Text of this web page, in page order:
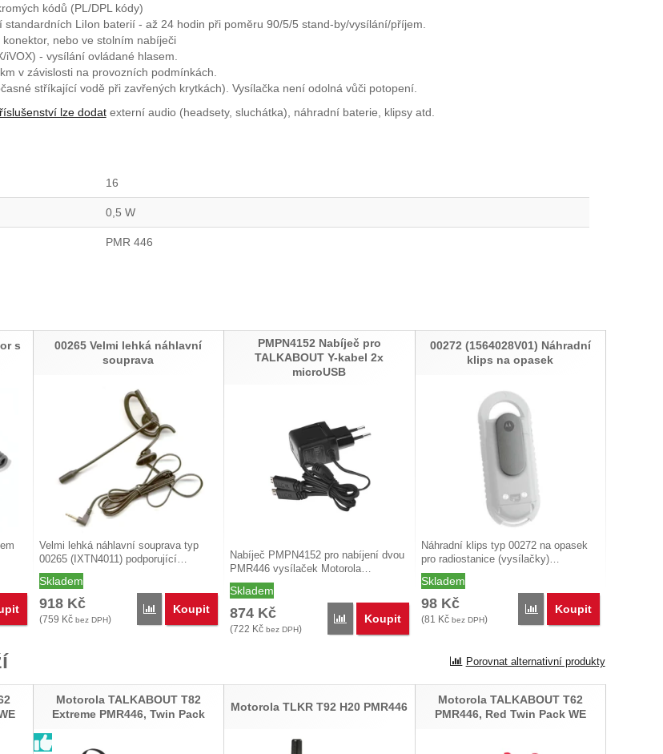
kódů (PL/DPL kódy)
standardních LiIon baterií - až 24 hodin při poměru 90/5/5 stand-by/vysílání/příjem.
nebo ve stolním nabíječi
iVOX) - vysílání ovládané hlasem.
v závislosti na provozních podmínkách.
stříkající vodě při zavřených krytkách). Vysílačka není odolná vůči potopení.
lze dodatexterní audio (headsety, sluchátka), náhradní baterie, klipsy atd.
16
0,5 W
PMR 446
s
00265 Velmi lehká náhlavní
souprava
Velmi lehká náhlavní souprava typ
00265 (IXTN4011) podporující…
Skladem
918 Kč
(759 Kč bez DPH)
Porovnat
Koupit
PMPN4152 Nabíječ pro
TALKABOUT Y-kabel 2x
microUSB
Nabíječ PMPN4152 pro nabíjení dvou
PMR446 vysílaček Motorola…
Skladem
874 Kč
(722 Kč bez DPH)
Porovnat
Koupit
00272 (1564028V01) Náhradní
klips na opasek
Náhradní klips typ 00272 na opasek
pro radiostanice (vysílačky)…
Skladem
98 Kč
(81 Kč bez DPH)
Porovnat
Koupit
Porovnat alternativní produkty
Motorola TALKABOUT T82
Extreme PMR446, Twin Pack
Motorola TLKR T92 H20 PMR446
Motorola TALKABOUT T62
PMR446, Red Twin Pack WE